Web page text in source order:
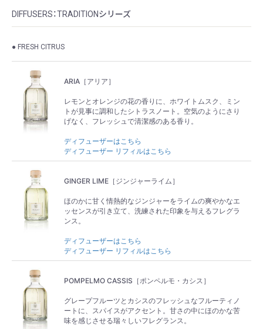
DIFFUSERS：TRADITIONシリーズ
● FRESH CITRUS
ARIA［アリア］
レモンとオレンジの花の香りに、ホワイトムスク、ミン
トが見事に調和したシトラスノート。空気のようにさり
げなく、フレッシュで清潔感のある香り。
ディフューザーはこちら
ディフューザー リフィルはこちら
GINGER LIME［ジンジャーライム］
ほのかに甘く情熱的なジンジャーをライムの爽やかなエ
ッセンスが引き立て、洗練された印象を与えるフレグラ
ンス。
ディフューザーはこちら
ディフューザー リフィルはこちら
POMPELMO CASSIS［ポンペルモ・カシス］
グレープフルーツとカシスのフレッシュなフルーティノ
ートに、スパイスがアクセント。甘さの中にほのかな苦
味を感じさせる瑞々しいフレグランス。